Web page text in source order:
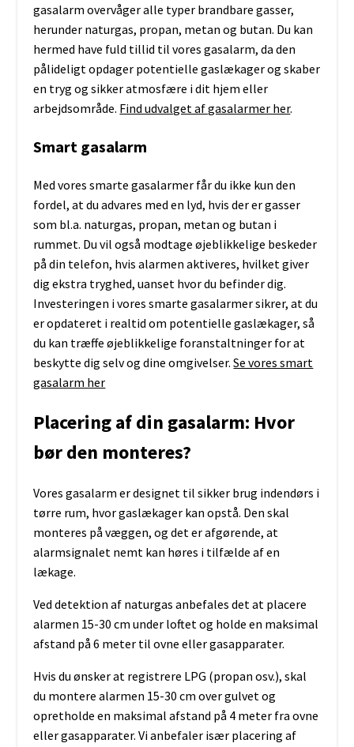
gasalarm overvåger alle typer brandbare gasser,
herunder naturgas, propan, metan og butan. Du kan
hermed have fuld tillid til vores gasalarm, da den
pålideligt opdager potentielle gaslækager og skaber
en tryg og sikker atmosfære i dit hjem eller
arbejdsområde. Find udvalget af gasalarmer her.
Smart gasalarm
Med vores smarte gasalarmer får du ikke kun den
fordel, at du advares med en lyd, hvis der er gasser
som bl.a. naturgas, propan, metan og butan i
rummet. Du vil også modtage øjeblikkelige beskeder
på din telefon, hvis alarmen aktiveres, hvilket giver
dig ekstra tryghed, uanset hvor du befinder dig.
Investeringen i vores smarte gasalarmer sikrer, at du
er opdateret i realtid om potentielle gaslækager, så
du kan træffe øjeblikkelige foranstaltninger for at
beskytte dig selv og dine omgivelser.Se vores smart
gasalarm her
Placering af din gasalarm: Hvor
bør den monteres?
Vores gasalarm er designet til sikker brug indendørs i
tørre rum, hvor gaslækager kan opstå. Den skal
monteres på væggen, og det er afgørende, at
alarmsignalet nemt kan høres i tilfælde af en
lækage.
Ved detektion af naturgas anbefales det at placere
alarmen 15-30 cm under loftet og holde en maksimal
afstand på 6 meter til ovne eller gasapparater.
Hvis du ønsker at registrere LPG (propan osv.), skal
du montere alarmen 15-30 cm over gulvet og
opretholde en maksimal afstand på 4 meter fra ovne
eller gasapparater. Vi anbefaler især placering af